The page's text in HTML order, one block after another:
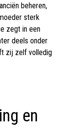
beheren,
sterk
zegt in een
deels onder
zij zelf volledig
en